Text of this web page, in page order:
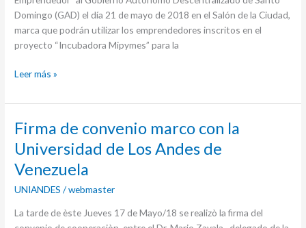
Domingo (GAD) el día 21 de mayo de 2018 en el Salón de la Ciudad,
marca que podrán utilizar los emprendedores inscritos en el
proyecto “Incubadora Mipymes” para la
Leer más »
Firma de convenio marco con la
Universidad de Los Andes de
Venezuela
UNIANDES /webmaster
La tarde de èste Jueves 17 de Mayo/18 se realizò la firma del
Firma
convenio
marco
con
Universidad